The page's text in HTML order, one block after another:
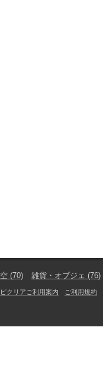
空 (70) 雑貨・オブジェ (76)
ピクリアご利用案内 ご利用規約